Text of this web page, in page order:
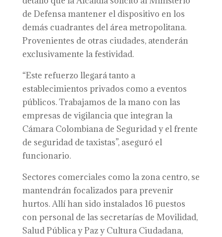
de Defensa mantener el dispositivo en los
demás cuadrantes del área metropolitana.
Provenientes de otras ciudades, atenderán
exclusivamente la festividad.
“Este refuerzo llegará tanto a
establecimientos privados como a eventos
públicos. Trabajamos de la mano con las
empresas de vigilancia que integran la
Cámara Colombiana de Seguridad y el frente
de seguridad de taxistas”, aseguró el
funcionario.
Sectores comerciales como la zona centro, se
mantendrán focalizados para prevenir
hurtos. Allí han sido instalados 16 puestos
con personal de las secretarías de Movilidad,
Salud Pública y Paz y Cultura Ciudadana,